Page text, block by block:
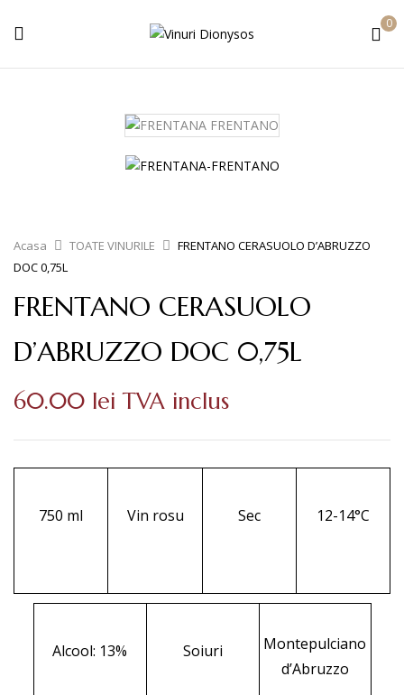
0
Acasa TOATE VINURILE
FRENTANO CERASUOLO D’ABRUZZO
DOC 0,75L
FRENTANO CERASUOLO
D’ABRUZZO DOC 0,75L
60.00 lei TVA inclus
750 ml Vin rosu Sec 12-14°C
Alcool: 13% Soiuri
Montepulciano
d’Abruzzo